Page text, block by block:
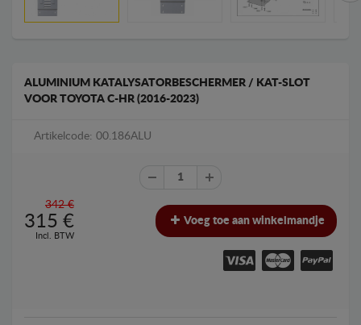
ALUMINIUM KATALYSATORBESCHERMER / KAT-SLOT
VOOR TOYOTA C-HR (2016-2023)
Artikelcode: 00.186ALU
342 €
315 €
Incl. BTW
Voeg toe aan winkelmandje